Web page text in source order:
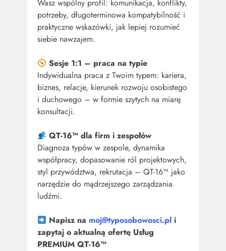
Wasz wspólny profil: komunikacja, konflikty,
potrzeby, długoterminowa kompatybilność i
praktyczne wskazówki, jak lepiej rozumieć
siebie nawzajem.
Sesje 1:1 – praca na typie
Indywidualna praca z Twoim typem: kariera,
biznes, relacje, kierunek rozwoju osobistego
i duchowego – w formie szytych na miarę
konsultacji.
QT-16™ dla firm i zespołów
Diagnoza typów w zespole, dynamika
współpracy, dopasowanie ról projektowych,
styl przywództwa, rekrutacja – QT-16™ jako
narzędzie do mądrzejszego zarządzania
ludźmi.
Napisz na moj@typosobowosci.pl i
zapytaj o aktualną ofertę Usług
PREMIUM QT-16™